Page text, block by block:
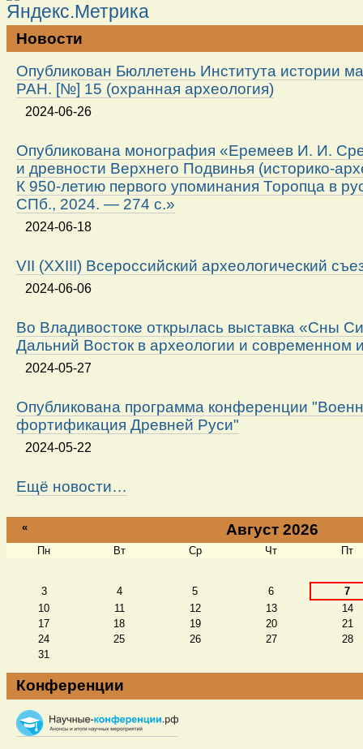
Новости
Опубликован Бюллетень Института истории
РАН. [№] 15 (охранная археология)
2024-06-26
Опубликована монография «Еремеев И. И.
и древности Верхнего Подвинья (историко-
К 950-летию первого упоминания Торопца в
СПб., 2024. — 274 с.»
2024-06-18
VII (XXIII) Всероссийский археологический
2024-06-06
Во Владивостоке открылась выставка «Сны
Дальний Восток в археологии и современном
2024-05-27
Опубликована программа конференции
фортификация Древней Руси"
2024-05-22
Ещё новости…
« Август 2026
Пн Вт Ср Чт Пт
3 4 5 6
7
10
11 12 13
14
17
18 19 20
21
24
25 26 27
28
31
Конференции